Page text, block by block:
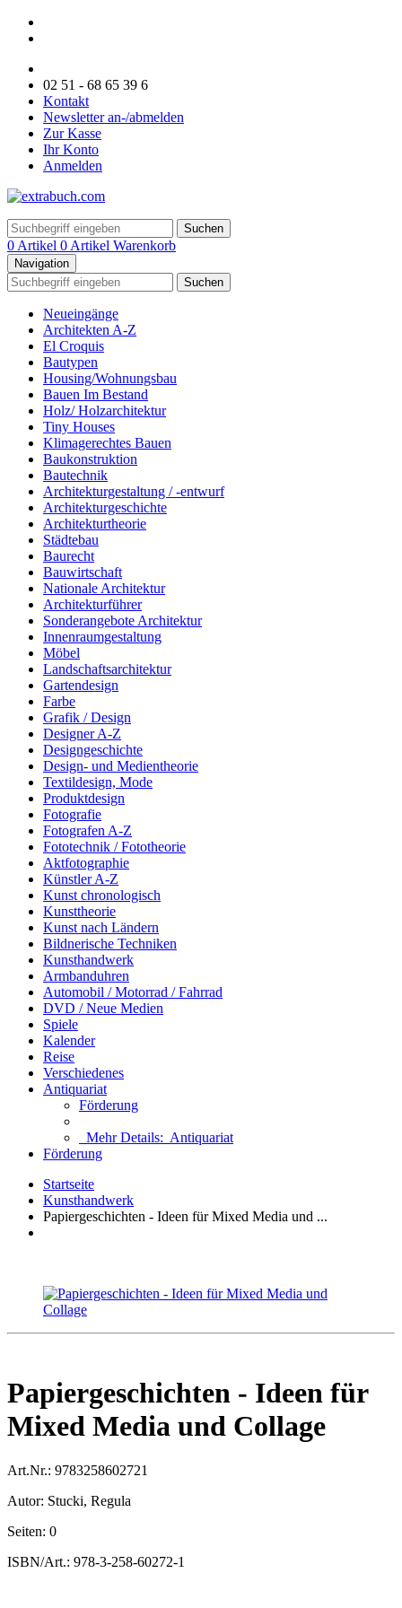
02 51 - 68 65 39 6
Kontakt
Newsletter an-/abmelden
Zur Kasse
Ihr Konto
Anmelden
Suchen
0 Artikel 0 Artikel Warenkorb
Navigation
Suchen
Neueingänge
Architekten A-Z
El Croquis
Bautypen
Housing/Wohnungsbau
Bauen Im Bestand
Holz/ Holzarchitektur
Tiny Houses
Klimagerechtes Bauen
Baukonstruktion
Bautechnik
Architekturgestaltung / -entwurf
Architekturgeschichte
Architekturtheorie
Städtebau
Baurecht
Bauwirtschaft
Nationale Architektur
Architekturführer
Sonderangebote Architektur
Innenraumgestaltung
Möbel
Landschaftsarchitektur
Gartendesign
Farbe
Grafik / Design
Designer A-Z
Designgeschichte
Design- und Medientheorie
Textildesign, Mode
Produktdesign
Fotografie
Fotografen A-Z
Fototechnik / Fototheorie
Aktfotographie
Künstler A-Z
Kunst chronologisch
Kunsttheorie
Kunst nach Ländern
Bildnerische Techniken
Kunsthandwerk
Armbanduhren
Automobil / Motorrad / Fahrrad
DVD / Neue Medien
Spiele
Kalender
Reise
Verschiedenes
Antiquariat
Förderung
Mehr Details: Antiquariat
Förderung
Startseite
Kunsthandwerk
Papiergeschichten - Ideen für Mixed Media und ...
Papiergeschichten - Ideen für
Mixed Media und Collage
Art.Nr.: 9783258602721
Autor: Stucki, Regula
Seiten: 0
ISBN/Art.: 978-3-258-60272-1